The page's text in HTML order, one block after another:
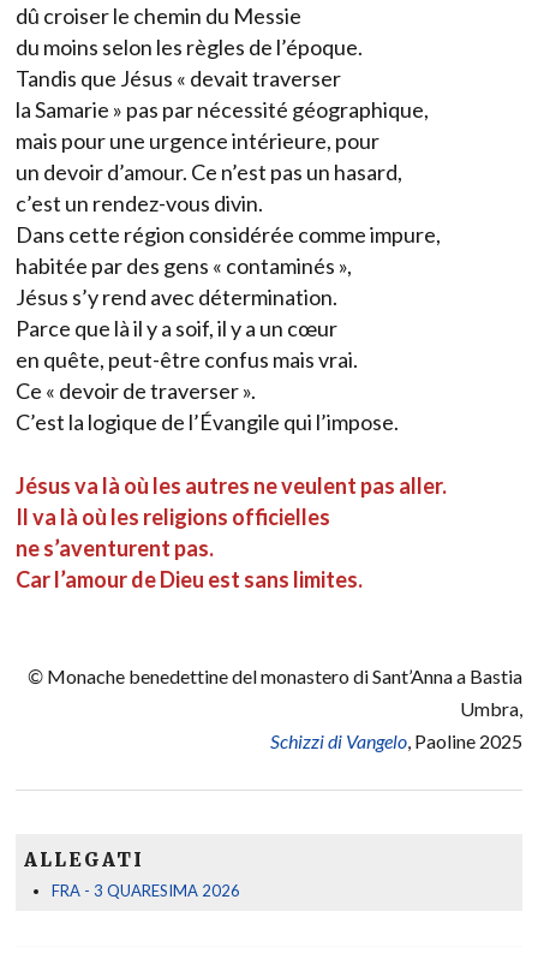
dû croiser le chemin du Messie
du moins selon les règles de l’époque.
Tandis que Jésus « devait traverser
la Samarie » pas par nécessité géographique,
mais pour une urgence intérieure, pour
un devoir d’amour. Ce n’est pas un hasard,
c’est un rendez-vous divin.
Dans cette région considérée comme impure,
habitée par des gens « contaminés »,
Jésus s’y rend avec détermination.
Parce que là il y a soif, il y a un cœur
en quête, peut-être confus mais vrai.
Ce « devoir de traverser ».
C’est la logique de l’Évangile qui l’impose.
Jésus va là où les autres ne veulent pas aller.
Il va là où les religions officielles
ne s’aventurent pas.
Car l’amour de Dieu est sans limites.
© Monache benedettine del monastero di Sant’Anna a Bastia
Umbra,
Schizzi di Vangelo, Paoline 2025
ALLEGATI
FRA - 3 QUARESIMA 2026